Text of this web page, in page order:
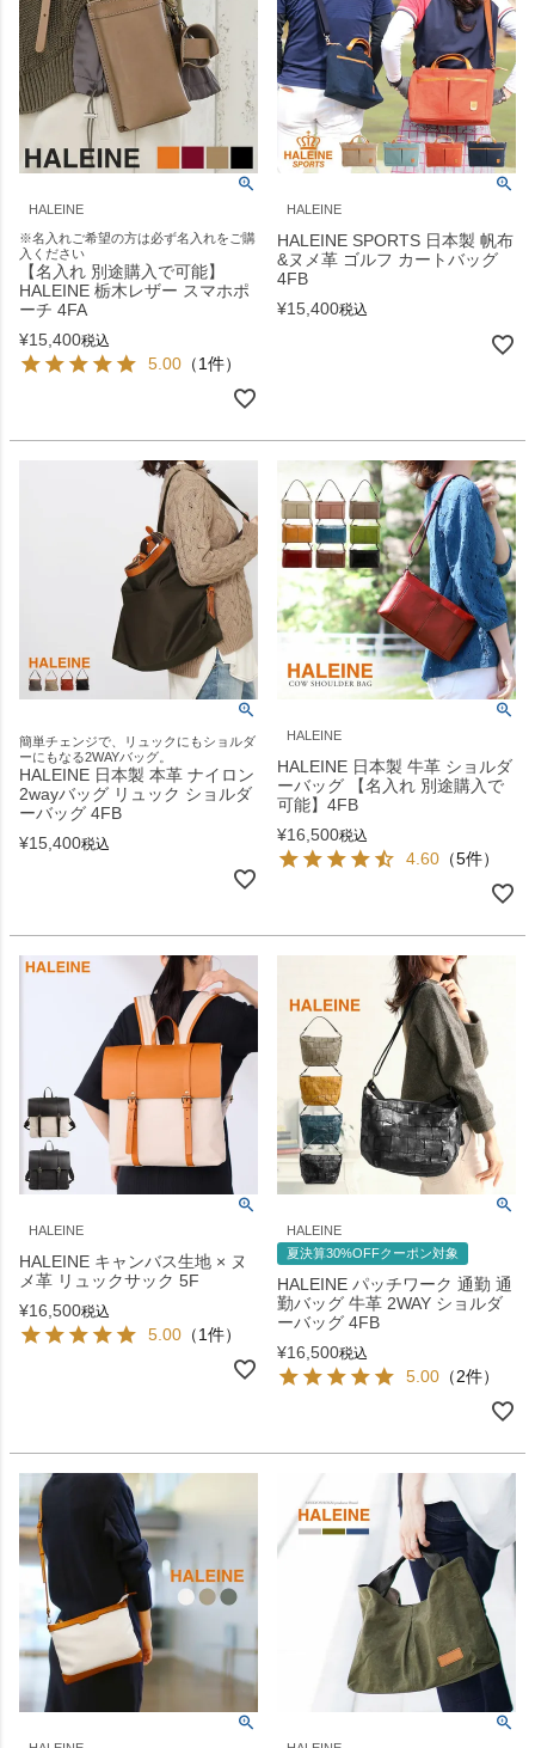
HALEINE
※名入れご希望の方は必ず名入れをご購
入ください
【名入れ 別途購入で可能】
HALEINE 栃木レザー スマホポ
ーチ 4FA
¥15,400税込
5.00 （1件）
HALEINE
HALEINE SPORTS 日本製 帆布
&ヌメ革 ゴルフ カートバッグ
4FB
¥15,400税込
簡単チェンジで、リュックにもショルダ
ーにもなる2WAYバッグ。
HALEINE 日本製 本革 ナイロン
2wayバッグ リュック ショルダ
ーバッグ 4FB
¥15,400税込
HALEINE
HALEINE 日本製 牛革 ショルダ
ーバッグ 【名入れ 別途購入で
可能】4FB
¥16,500税込
4.60 （5件）
HALEINE
HALEINE キャンバス生地 × ヌ
メ革 リュックサック 5F
¥16,500税込
5.00 （1件）
HALEINE
夏決算30%OFFクーポン対象
HALEINE パッチワーク 通勤 通
勤バッグ 牛革 2WAY ショルダ
ーバッグ 4FB
¥16,500税込
5.00 （2件）